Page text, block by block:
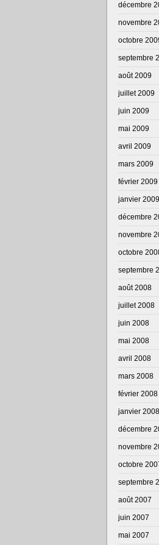
décembre
novembre
octobre
septembre
août 2009
juillet 2009
juin 2009
mai 2009
avril 2009
mars 2009
février 2009
janvier 2009
décembre
novembre
octobre
septembre
août 2008
juillet 2008
juin 2008
mai 2008
avril 2008
mars 2008
février 2008
janvier 2008
décembre
novembre
octobre
septembre
août 2007
juin 2007
mai 2007